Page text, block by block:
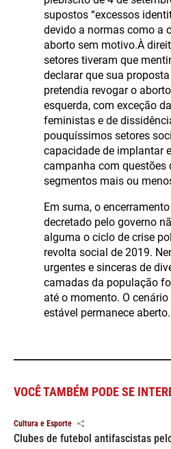
supostos “excessos
devido a normas como a
aborto sem motivo.À
setores tiveram que
declarar que sua
pretendia revogar o
esquerda, com exceção
feministas e de
pouquíssimos setores
capacidade de implantar
campanha com questões
segmentos mais ou
Em suma, o
decretado pelo governo
alguma o ciclo de crise
revolta social de 2019.
urgentes e sinceras de
camadas da população
até o momento. O
estável permanece aberto.
VOCÊ TAMBÉM PODE SE
Cultura e Esporte
Clubes de futebol antifascistas